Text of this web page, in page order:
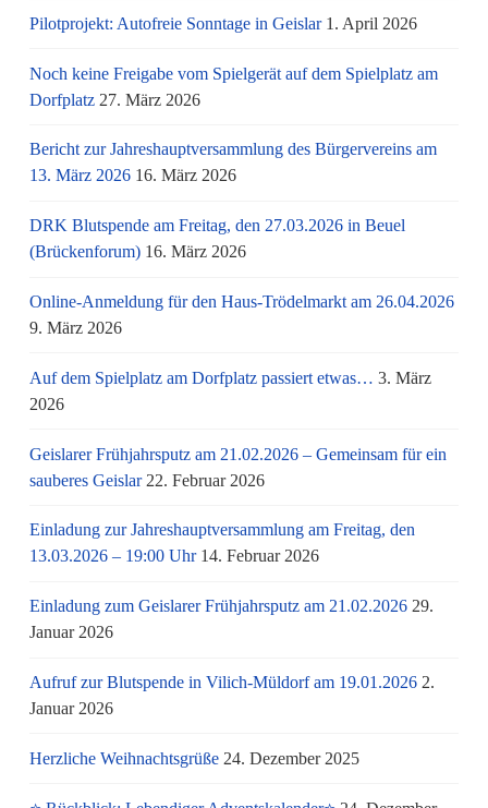
Pilotprojekt: Autofreie Sonntage in Geislar 1. April 2026
Noch keine Freigabe vom Spielgerät auf dem Spielplatz am
Dorfplatz 27. März 2026
Bericht zur Jahreshauptversammlung des Bürgervereins am
13. März 2026 16. März 2026
DRK Blutspende am Freitag, den 27.03.2026 in Beuel
(Brückenforum) 16. März 2026
Online-Anmeldung für den Haus-Trödelmarkt am 26.04.2026
9. März 2026
Auf dem Spielplatz am Dorfplatz passiert etwas… 3. März
2026
Geislarer Frühjahrsputz am 21.02.2026 – Gemeinsam für ein
sauberes Geislar 22. Februar 2026
Einladung zur Jahreshauptversammlung am Freitag, den
13.03.2026 – 19:00 Uhr 14. Februar 2026
Einladung zum Geislarer Frühjahrsputz am 21.02.2026 29.
Januar 2026
Aufruf zur Blutspende in Vilich-Müldorf am 19.01.2026 2.
Januar 2026
Herzliche Weihnachtsgrüße 24. Dezember 2025